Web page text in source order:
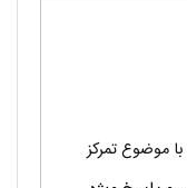
موضوع تمرکز